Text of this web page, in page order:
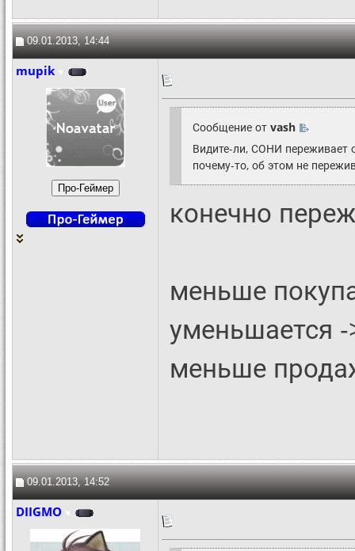
09.01.2013, 14:44
mupik
Сообщение от vash
Видите-ли, СОНИ переживает
почему-то, об этом не
конечно
меньше
уменьшается
меньше
09.01.2013, 14:52
DIIGMO